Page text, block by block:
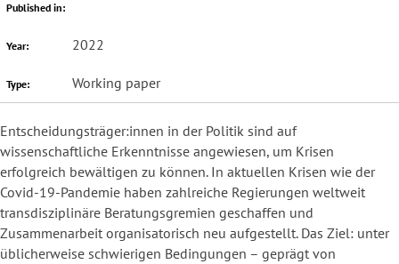
Published in:
Year: 2022
Type: Working paper
Entscheidungsträger:innen in der Politik sind auf
wissenschaftliche Erkenntnisse angewiesen, um Krisen
erfolgreich bewältigen zu können. In aktuellen Krisen wie der
Covid-19-Pandemie haben zahlreiche Regierungen weltweit
transdisziplinäre Beratungsgremien geschaffen und
Zusammenarbeit organisatorisch neu aufgestellt. Das Ziel: unter
üblicherweise schwierigen Bedingungen – geprägt von